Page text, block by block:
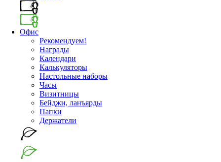
Офис
Рекомендуем!
Награды
Календари
Калькуляторы
Настольные наборы
Часы
Визитницы
Бейджи, ланъярды
Папки
Держатели